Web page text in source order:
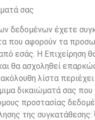
σας
δεδομένων έχετε
που αφορούν τα
εσάς. Η Επιχείρηση
θα ασχοληθεί
λίστα
δικαιώματά σας
προστασίας
της συγκατάθεσης: